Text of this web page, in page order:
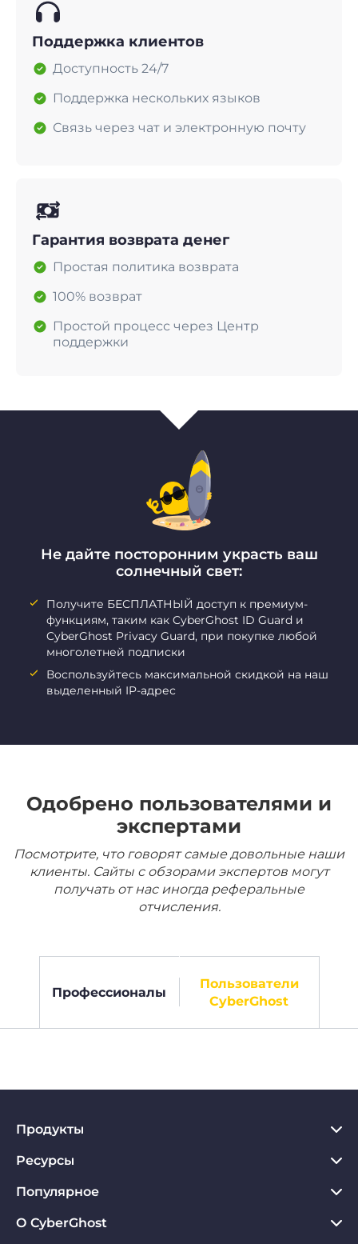
Поддержка клиентов
Доступность 24/7
Поддержка нескольких языков
Связь через чат и электронную почту
Гарантия возврата денег
Простая политика возврата
100% возврат
Простой процесс через Центр
поддержки
Не дайте посторонним украсть ваш
солнечный свет:
Получите БЕСПЛАТНЫЙ доступ к премиум-
функциям, таким как CyberGhost ID Guard и
CyberGhost Privacy Guard, при покупке любой
многолетней подписки
Воспользуйтесь максимальной скидкой на наш
выделенный IP-адрес
Одобрено пользователями и
экспертами
Посмотрите, что говорят самые довольные наши
клиенты. Сайты с обзорами экспертов могут
получать от нас иногда реферальные
отчисления.
Профессионалы
Пользователи
CyberGhost
Продукты
VPN для PC
VPN для Chrome
VPN для Mac
Ресурсы
Что такое VPN
Хаб по конфиденциальности
Популярное
Отзывы о CyberGhost VPN
О CyberGhost